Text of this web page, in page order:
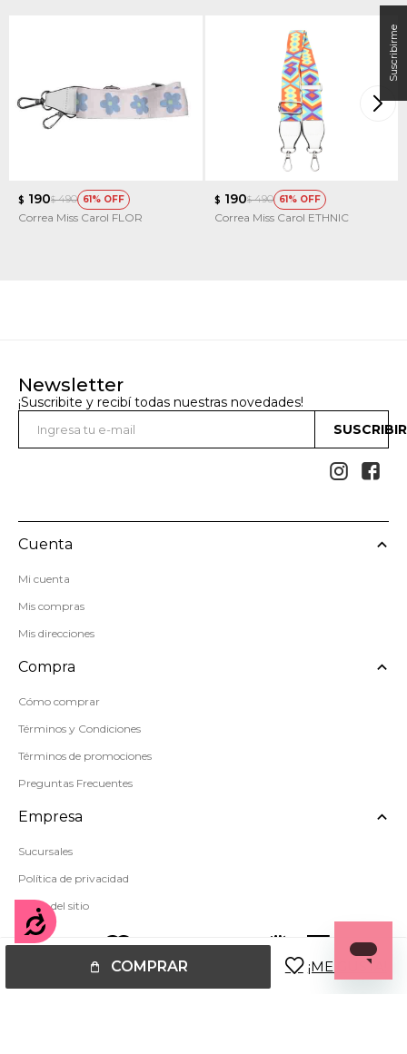
Accesibilidad
COMPRAR
$ 190$ 490 61
Correa Miss Carol FLOR
$ 190$ 490 61
Correa Miss Carol ETHNIC
Newsletter
¡Suscribite y recibí todas nuestras novedades!
 
Cuenta
Mi cuenta
Mis compras
Mis direcciones
Compra
Cómo comprar
Términos y Condiciones
Términos de promociones
Preguntas Frecuentes
Empresa
Sucursales
Política de privacidad
Mapa del sitio